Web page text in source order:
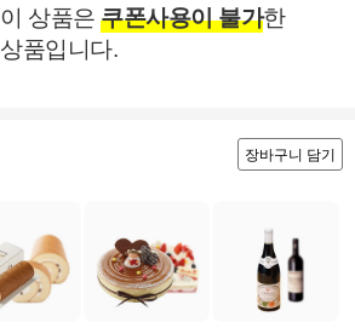
이 상품은 쿠폰사용이 불가한
상품입니다.
장바구니 담기